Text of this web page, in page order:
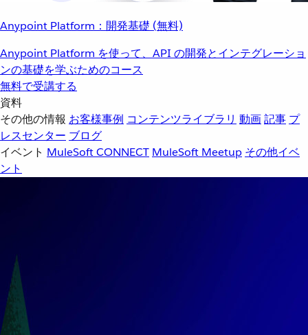
Anypoint Platform：開発基礎 (無料)
Anypoint Platform を使って、API の開発とインテグレーショ
ンの基礎を学ぶためのコース
無料で受講する
資料
その他の情報 お客様事例 コンテンツライブラリ 動画記事 プ
レスセンター ブログ
イベント MuleSoft CONNECT MuleSoft Meetup その他イベ
ント